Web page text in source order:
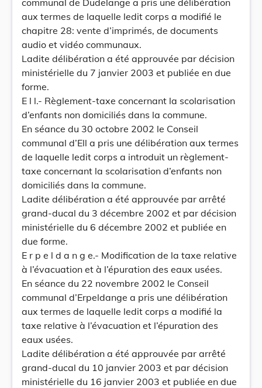
communal de Dudelange a pris une délibération
aux termes de laquelle ledit corps a modifié le
chapitre 28: vente d’imprimés, de documents
audio et vidéo communaux.
Ladite délibération a été approuvée par décision
ministérielle du 7 janvier 2003 et publiée en due
forme.
E l l.- Règlement-taxe concernant la scolarisation
d’enfants non domiciliés dans la commune.
En séance du 30 octobre 2002 le Conseil
communal d’Ell a pris une délibération aux termes
de laquelle ledit corps a introduit un règlement-
taxe concernant la scolarisation d’enfants non
domiciliés dans la commune.
Ladite délibération a été approuvée par arrêté
grand-ducal du 3 décembre 2002 et par décision
ministérielle du 6 décembre 2002 et publiée en
due forme.
E r p e l d a n g e.- Modification de la taxe relative
à l’évacuation et à l’épuration des eaux usées.
En séance du 22 novembre 2002 le Conseil
communal d’Erpeldange a pris une délibération
aux termes de laquelle ledit corps a modifié la
taxe relative à l’évacuation et l’épuration des
eaux usées.
Ladite délibération a été approuvée par arrêté
grand-ducal du 10 janvier 2003 et par décision
ministérielle du 16 janvier 2003 et publiée en due